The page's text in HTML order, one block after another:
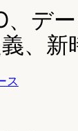
、デ
、新
ス